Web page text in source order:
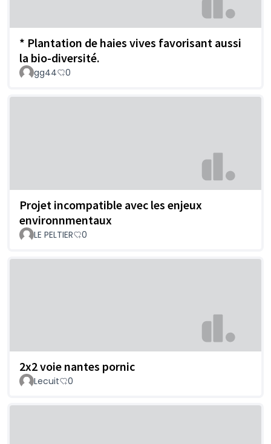
* Plantation de haies vives favorisant aussi
la bio-diversité.
gg44 0
Projet incompatible avec les enjeux
environnmentaux
LE PELTIER 0
2x2 voie nantes pornic
Lecuit 0